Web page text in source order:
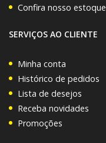
Confira nosso estoque
SERVIÇOS AO CLIENTE
Minha conta
Histórico de pedidos
Lista de desejos
Receba novidades
Promoções